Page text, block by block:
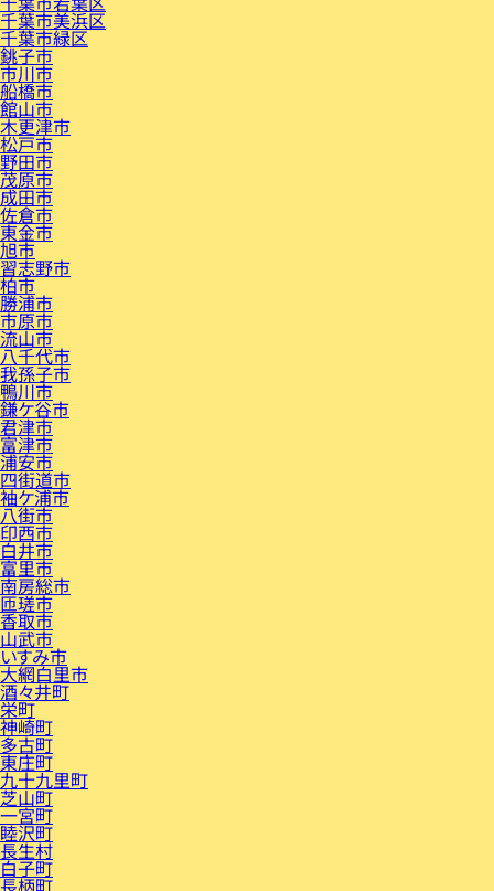
千葉市美浜区
千葉市緑区
銚子市
市川市
船橋市
館山市
木更津市
松戸市
野田市
茂原市
成田市
佐倉市
東金市
旭市
習志野市
柏市
勝浦市
市原市
流山市
八千代市
我孫子市
鴨川市
鎌ケ谷市
君津市
富津市
浦安市
四街道市
袖ケ浦市
八街市
印西市
白井市
富里市
南房総市
匝瑳市
香取市
山武市
いすみ市
大網白里市
酒々井町
栄町
神崎町
多古町
東庄町
九十九里町
芝山町
一宮町
睦沢町
長生村
白子町
長柄町